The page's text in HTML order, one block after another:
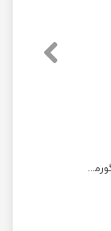
غذای خشک گربه بالغ رفلکس پلاس مدل گورمت وزن 1.5 کیلوگرم